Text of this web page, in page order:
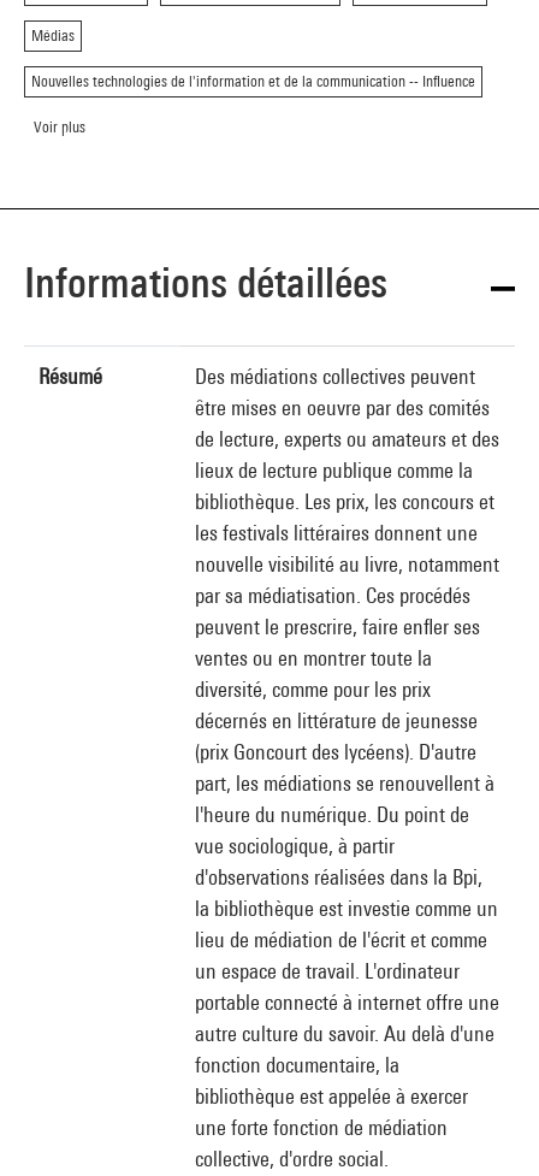
Médias
Nouvelles technologies de l'information et de la communication -- Influence
Voir plus
Informations détaillées
Résumé
Des médiations collectives peuvent
être mises en oeuvre par des comités
de lecture, experts ou amateurs et des
lieux de lecture publique comme la
bibliothèque. Les prix, les concours et
les festivals littéraires donnent une
nouvelle visibilité au livre, notamment
par sa médiatisation. Ces procédés
peuvent le prescrire, faire enfler ses
ventes ou en montrer toute la
diversité, comme pour les prix
décernés en littérature de jeunesse
(prix Goncourt des lycéens). D'autre
part, les médiations se renouvellent à
l'heure du numérique. Du point de
vue sociologique, à partir
d'observations réalisées dans la Bpi,
la bibliothèque est investie comme un
lieu de médiation de l'écrit et comme
un espace de travail. L'ordinateur
portable connecté à internet offre une
autre culture du savoir. Au delà d'une
fonction documentaire, la
bibliothèque est appelée à exercer
une forte fonction de médiation
collective, d'ordre social.